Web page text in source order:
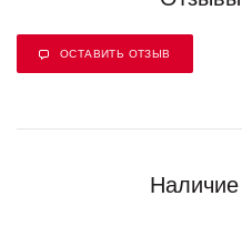
ОСТАВИТЬ ОТЗЫВ